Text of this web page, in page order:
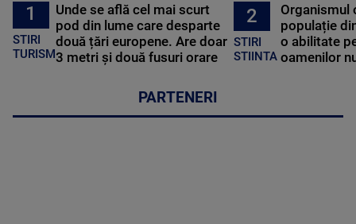
1
STIRI
TURISM
Unde se află cel mai scurt
pod din lume care desparte
două țări europene. Are doar
3 metri și două fusuri orare
2
STIRI
STIINTA
Organismul
populație
o abilitate
oamenilor
PARTENERI